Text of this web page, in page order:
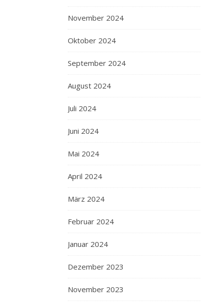
November 2024
Oktober 2024
September 2024
August 2024
Juli 2024
Juni 2024
Mai 2024
April 2024
März 2024
Februar 2024
Januar 2024
Dezember 2023
November 2023